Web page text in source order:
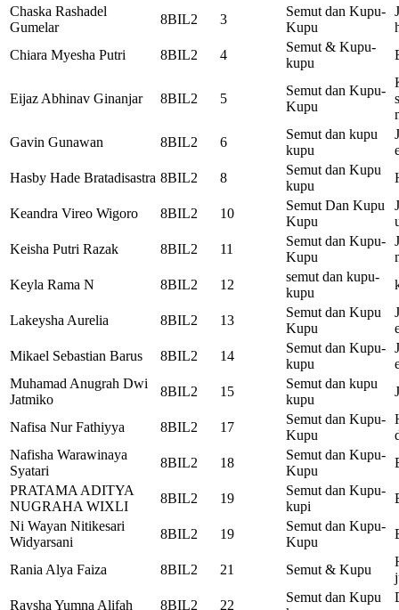
Chaska Rashadel
Gumelar
8BIL2 3
Semut dan Kupu-
Kupu
Chiara Myesha Putri
8BIL2 4
Semut & Kupu-
kupu
Eijaz Abhinav Ginanjar 8BIL2 5
Semut dan Kupu-
Kupu
Gavin Gunawan
8BIL2 6
Semut dan kupu
kupu
Hasby Hade Bratadisastra 8BIL2 8
Semut dan Kupu
kupu
Keandra Vireo Wigoro 8BIL2 10
Semut Dan Kupu
Kupu
Keisha Putri Razak
8BIL2 11
Semut dan Kupu-
Kupu
Keyla Rama N
8BIL2 12
semut dan kupu-
kupu
Lakeysha Aurelia 8BIL2 13
Semut dan Kupu
Kupu
Mikael Sebastian Barus
8BIL2 14
Semut dan Kupu-
kupu
Muhamad Anugrah Dwi
Jatmiko
8BIL2 15
Semut dan kupu
kupu
Nafisa Nur Fathiyya 8BIL2 17
Semut dan Kupu-
Kupu
Nafisha Warawinaya
Syatari
8BIL2 18
Semut dan Kupu-
Kupu
PRATAMA ADITYA
NUGRAHA WIXLI
8BIL2 19
Semut dan Kupu-
kupi
Ni Wayan Nitikesari
Widyarsani
8BIL2 19
Semut dan Kupu-
Kupu
Rania Alya Faiza 8BIL2 21 Semut & Kupu
Raysha Yumna Alifah
8BIL2 22
Semut dan Kupu